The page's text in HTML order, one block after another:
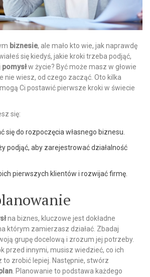
biznesie, ale mało kto wie, jak naprawdę
się kiedyś, jakie kroki trzeba podjąć,
pomysłw życie? Być może masz w głowie
nie wiesz, od czego zacząć. Oto kilka
Ci postawić pierwsze kroki w świecie
się:
się do rozpoczęcia własnego biznesu.
podjąć, aby zarejestrować działalność
pierwszych klientów i rozwijać firmę.
na biznes, kluczowe jest dokładne
którym zamierzasz działać. Zbadaj
grupę docelową i zrozum jej potrzeby.
przed innymi, musisz wiedzieć, co ich
to zrobić lepiej. Następnie, stwórz
. Planowanie to podstawa każdego